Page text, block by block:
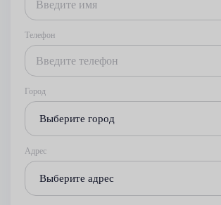
Телефон
Город
Выберите город
Адрес
Выберите адрес